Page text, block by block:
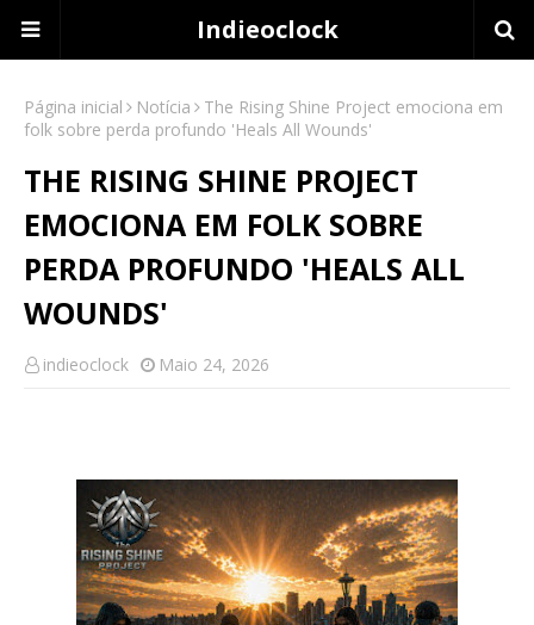
Indieoclock
Página inicial Notícia
The Rising Shine Project emociona em
folk sobre perda profundo 'Heals All Wounds'
THE RISING SHINE PROJECT
EMOCIONA EM FOLK SOBRE
PERDA PROFUNDO 'HEALS ALL
WOUNDS'
indieoclock Maio 24, 2026